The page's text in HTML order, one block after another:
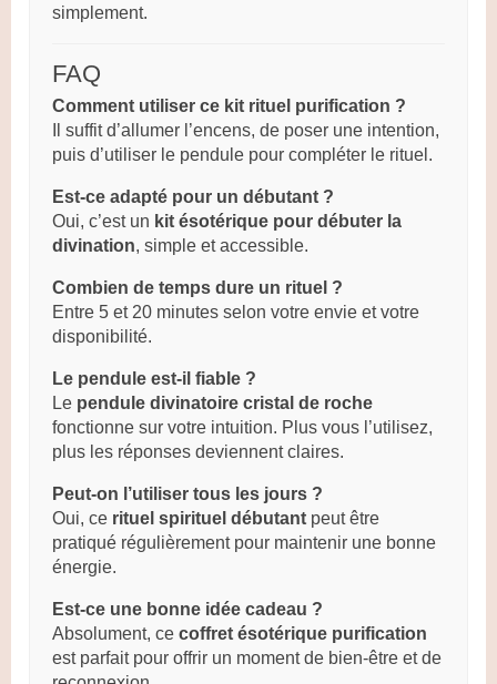
simplement.
FAQ
Comment utiliser ce kit rituel purification ?
Il suffit d’allumer l’encens, de poser une intention,
puis d’utiliser le pendule pour compléter le rituel.
Est-ce adapté pour un débutant ?
Oui, c’est un kit ésotérique pour débuter la
divination, simple et accessible.
Combien de temps dure un rituel ?
Entre 5 et 20 minutes selon votre envie et votre
disponibilité.
Le pendule est-il fiable ?
Le pendule divinatoire cristal de roche
fonctionne sur votre intuition. Plus vous l’utilisez,
plus les réponses deviennent claires.
Peut-on l’utiliser tous les jours ?
Oui, ce rituel spirituel débutant peut être
pratiqué régulièrement pour maintenir une bonne
énergie.
Est-ce une bonne idée cadeau ?
Absolument, ce coffret ésotérique purification
est parfait pour offrir un moment de bien-être et de